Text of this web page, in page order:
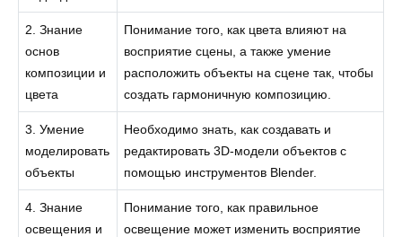
2. Знание
основ
композиции и
цвета
Понимание того, как цвета влияют на
восприятие сцены, а также умение
расположить объекты на сцене так, чтобы
создать гармоничную композицию.
3. Умение
моделировать
объекты
Необходимо знать, как создавать и
редактировать 3D-модели объектов с
помощью инструментов Blender.
4. Знание
освещения и
Понимание того, как правильное
освещение может изменить восприятие